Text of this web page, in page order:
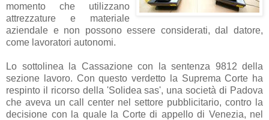
momento che utilizzano
attrezzature e materiale
aziendale e non possono essere considerati, dal datore,
come lavoratori autonomi.
Lo sottolinea la Cassazione con la sentenza 9812 della
sezione lavoro. Con questo verdetto la Suprema Corte ha
respinto il ricorso della 'Solidea sas', una società di Padova
che aveva un call center nel settore pubblicitario, contro la
decisione con la quale la Corte di appello di Venezia, nel